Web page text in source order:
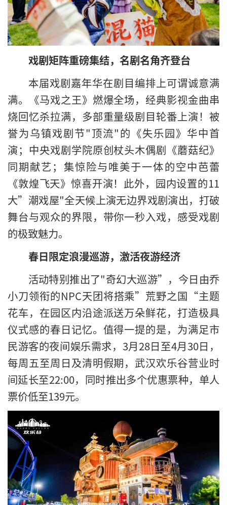
戏剧矩阵重磅集结，名剧名角齐登台
本届戏剧嘉年华在剧目编排上可谓诚意满
满。《马戏之王》燃爆全场，经典影视金曲串
烧回忆杀拉满，多部重量级剧目轮番上演！被
誉为乌镇戏剧节"顶流"的《失乐园》华中首
演；中央戏剧学院原创杖头木偶剧《蘑菇纪》
同期献艺；集惊险与唯美于一体的空中芭蕾
《敦煌飞天》惊喜开演！此外，园内设置的11
大”潮戏屋"全天候上演无边界戏剧演出，打破
舞台与观众的界限，带你一秒入戏，感受戏剧
的极致魅力。
春日限定浪漫巡游，激活夜游经济
活动特别推出了"奇幻大巡游”，今日由乔
小刀领衔的NPC天团将搭乘”荒野之国“主题
花车，在园区内沿途派送万朵鲜花，打造极具
仪式感的春日记忆。值得一提的是，为满足市
民游客的夜间娱乐需求，3月28日至4月30日，
每周五至周日及清明假期，武汉欢乐谷营业时
间延长至22:00，同时推出多个优惠票种，单人
票价低至139元。